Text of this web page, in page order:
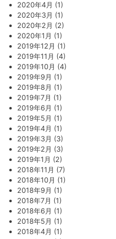
2020年4月 (1)
2020年3月 (1)
2020年2月 (2)
2020年1月 (1)
2019年12月 (1)
2019年11月 (4)
2019年10月 (4)
2019年9月 (1)
2019年8月 (1)
2019年7月 (1)
2019年6月 (1)
2019年5月 (1)
2019年4月 (1)
2019年3月 (3)
2019年2月 (3)
2019年1月 (2)
2018年11月 (7)
2018年10月 (1)
2018年9月 (1)
2018年7月 (1)
2018年6月 (1)
2018年5月 (1)
2018年4月 (1)